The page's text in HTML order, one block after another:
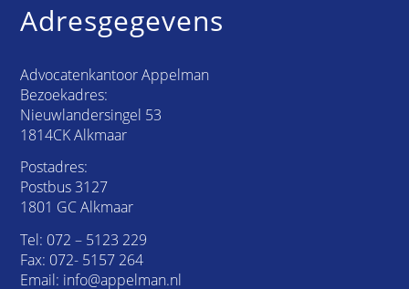
Adresgegevens
Advocatenkantoor Appelman
Bezoekadres:
Nieuwlandersingel 53
1814CK Alkmaar
Postadres:
Postbus 3127
1801 GC Alkmaar
Tel: 072 – 5123 229
Fax: 072- 5157 264
Email: info@appelman.nl